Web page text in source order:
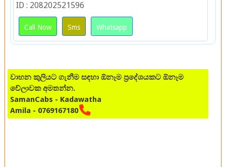
ID : 208202521596
Call Now Sms Whatsapp
වාහන කුලියට ගැනීම සඳහා ඕනෑම ප්‍රදේශයකට ඕනෑම
වේලාවක අමතන්න.
SamanCabs - Kadawatha
Amila - 0769167180